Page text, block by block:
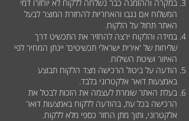
במקרה וההזמנה כבר נשלחה ללקוח לא יוחזרו דמי
המשלוח אם נגבו והאחריות להחזרת המוצר לבעל
האתר תחול על הלקוח.
במידה והלקוח ירצה להחזיר את התכשיט דרך
שליחות של 'אירית ישראלי תכשיטים' יינתן המחיר לפי
האיזור ושיטת השילוח.
הודעה על ביטול הרכישה מצד הלקוח תבוצע
באמצעות דואר אלקטרוני בלבד.
בעלת האתר שומרת לעצמה את הזכות לבטל את
הרכישה בכל עת, בהודעה ללקוח באמצעות דואר
אלקטרוני, ותוך מתן החזר כספי מלא ללקוח.